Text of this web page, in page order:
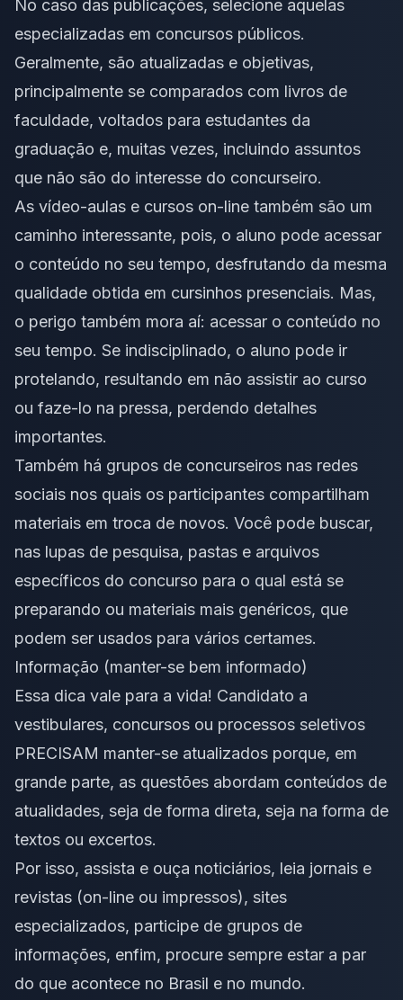
No caso das publicações, selecione aquelas
especializadas em concursos públicos.
Geralmente, são atualizadas e objetivas,
principalmente se comparados com livros de
faculdade, voltados para estudantes da
graduação e, muitas vezes, incluindo assuntos
que não são do interesse do concurseiro.
As vídeo-aulas e cursos on-line também são um
caminho interessante, pois, o aluno pode acessar
o conteúdo no seu tempo, desfrutando da mesma
qualidade obtida em cursinhos presenciais. Mas,
o perigo também mora aí: acessar o conteúdo no
seu tempo. Se indisciplinado, o aluno pode ir
protelando, resultando em não assistir ao curso
ou faze-lo na pressa, perdendo detalhes
importantes.
Também há grupos de concurseiros nas redes
sociais nos quais os participantes compartilham
materiais em troca de novos. Você pode buscar,
nas lupas de pesquisa, pastas e arquivos
específicos do concurso para o qual está se
preparando ou materiais mais genéricos, que
podem ser usados para vários certames.
Informação (manter-se bem informado)
Essa dica vale para a vida! Candidato a
vestibulares, concursos ou processos seletivos
PRECISAM manter-se atualizados porque, em
grande parte, as questões abordam conteúdos de
atualidades, seja de forma direta, seja na forma de
textos ou excertos.
Por isso, assista e ouça noticiários, leia jornais e
revistas (on-line ou impressos), sites
especializados, participe de grupos de
informações, enfim, procure sempre estar a par
do que acontece no Brasil e no mundo.